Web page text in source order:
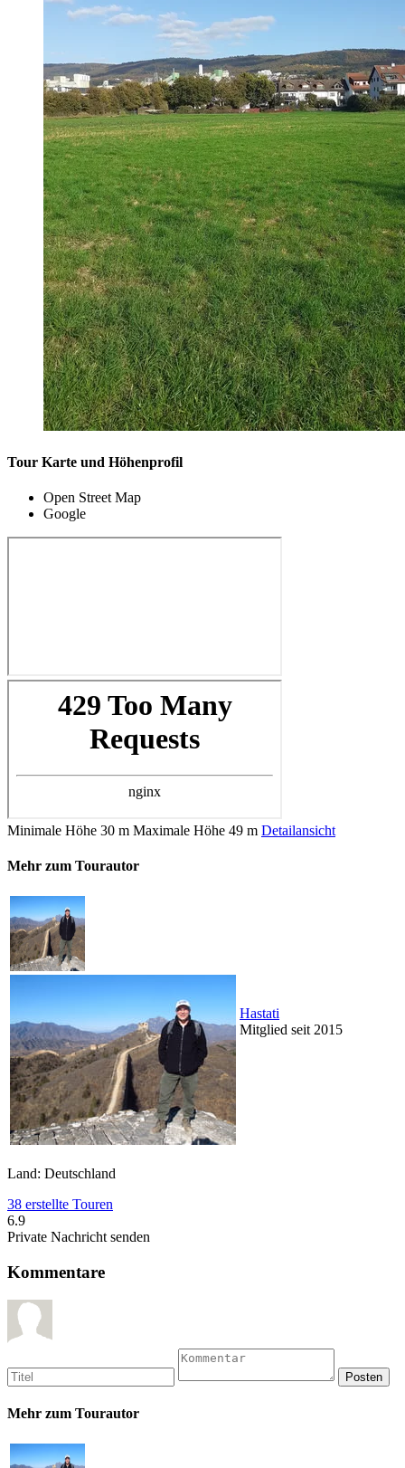
Tour Karte und Höhenprofil
Open Street Map
Google
Minimale Höhe 30 m Maximale Höhe 49 m Detailansicht
Mehr zum Tourautor
Hastati
Mitglied seit 2015
Land: Deutschland
38 erstellte Touren
6.9
Private Nachricht senden
Kommentare
Mehr zum Tourautor